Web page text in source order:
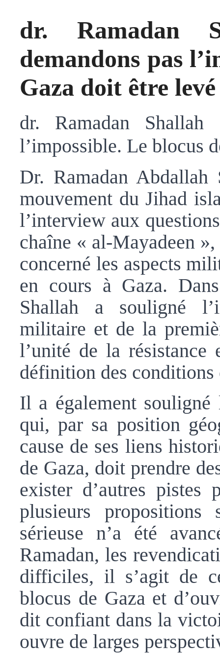
dr. Ramadan
demandons pas
Gaza doit être levé
dr. Ramadan
l’impossible. Le blocus
Dr. Ramadan Abdallah
mouvement du Jihad
l’interview aux
chaîne « al-Mayadeen
concerné les aspects
en cours à Gaza.
Shallah a souligné
militaire et de la
l’unité de la
définition des conditions
Il a également
qui, par sa position
cause de ses liens
de Gaza, doit prendre
exister d’autres pistes
plusieurs
sérieuse n’a été
Ramadan, les
difficiles, il s’agit de
blocus de Gaza et
dit confiant dans la
ouvre de larges